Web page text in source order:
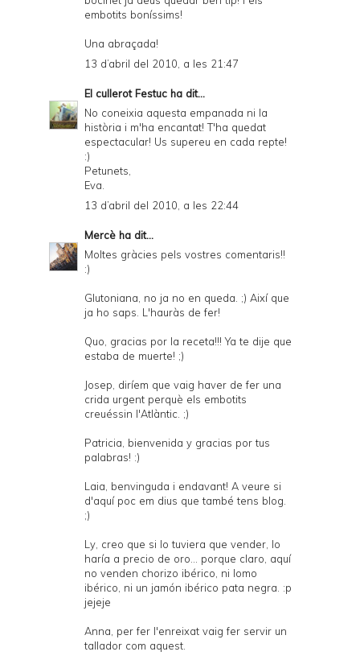
embotits boníssims!
Una abraçada!
13 d’abril del 2010, a les 21:47
El cullerot Festuc ha dit...
No coneixia aquesta empanada ni la
història i m'ha encantat! T'ha quedat
espectacular! Us supereu en cada repte!
:)
Petunets,
Eva.
13 d’abril del 2010, a les 22:44
Mercè ha dit...
Moltes gràcies pels vostres comentaris!!
:)
Glutoniana, no ja no en queda. ;) Així que
ja ho saps. L'hauràs de fer!
Quo, gracias por la receta!!! Ya te dije que
estaba de muerte! ;)
Josep, diríem que vaig haver de fer una
crida urgent perquè els embotits
creuéssin l'Atlàntic. ;)
Patricia, bienvenida y gracias por tus
palabras! :)
Laia, benvinguda i endavant! A veure si
d'aquí poc em dius que també tens blog.
;)
Ly, creo que si lo tuviera que vender, lo
haría a precio de oro... porque claro, aquí
no venden chorizo ibérico, ni lomo
ibérico, ni un jamón ibérico pata negra. :p
jejeje
Anna, per fer l'enreixat vaig fer servir un
tallador com aquest